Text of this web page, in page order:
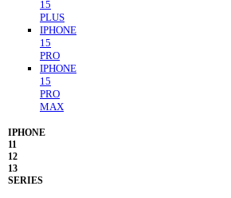
15
PLUS
IPHONE
15
PRO
IPHONE
15
PRO
MAX
IPHONE
11
12
13
SERIES